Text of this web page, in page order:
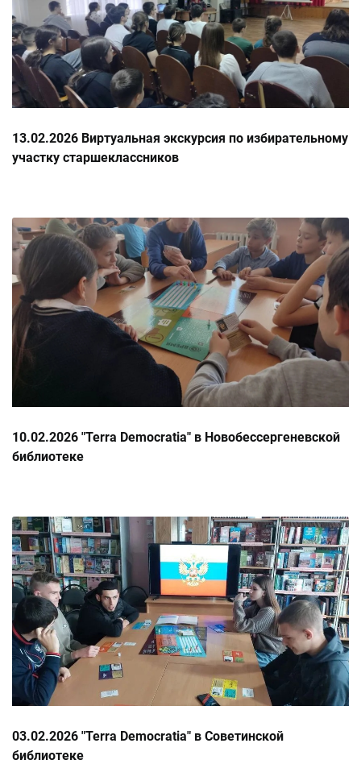
13.02.2026 Виртуальная экскурсия по избирательному
участку старшеклассников
10.02.2026 "Terra Democratia" в Новобессергеневской
библиотеке
03.02.2026 "Terra Democratia" в Советинской
библиотеке